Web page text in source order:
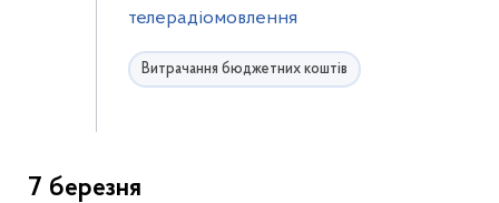
телерадіомовлення
Витрачання бюджетних коштів
7 березня